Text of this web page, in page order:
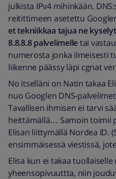
julkista IPv4 mihinkään.
reitittimeen asetettu
et tekniikkaa tajua ne
8.8.8.8 palvelimelletai
numerosta jonka ilmeisesti
liikenne päässy läpi cgnat
No itselläni on Natin takaa
nuo Googlen DNS-
Tavallisen ihmisen ei tarvi
heittämällä… Samoin toimii
Elisan liittymällä Nordea ID.
ensimmäisessä viestissä,
Elisa kun ei takaa
yheensopivuuttta, niin